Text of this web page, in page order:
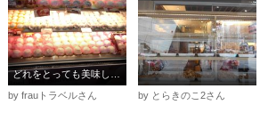
by frauトラベルさん
by とらきのこ2さん